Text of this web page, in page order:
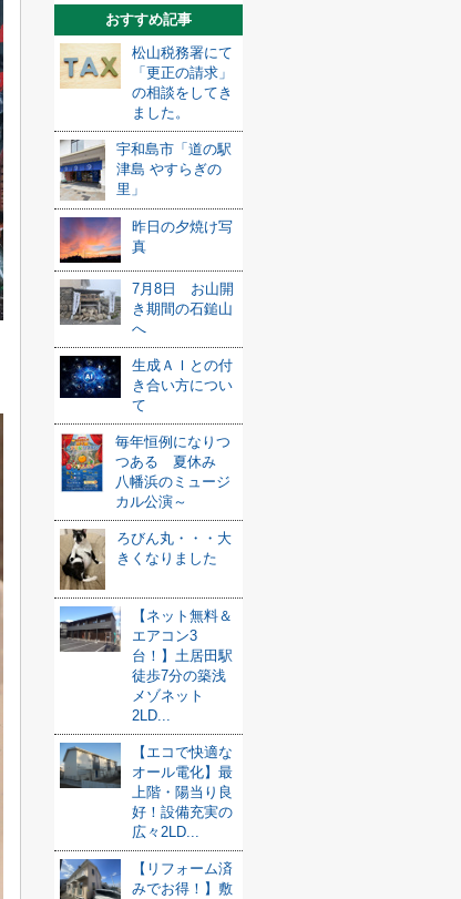
おすすめ記事
松山税務署にて
「更正の請求」
の相談をしてき
ました。
宇和島市「道の駅
津島 やすらぎの
里」
昨日の夕焼け写
真
7月8日 お山開
き期間の石鎚山
へ
生成ＡＩとの付
き合い方につい
て
毎年恒例になりつ
つある 夏休み
八幡浜のミュージ
カル公演～
ろびん丸・・・大
きくなりました
【ネット無料＆
エアコン3
台！】土居田駅
徒歩7分の築浅
メゾネット
2LD...
【エコで快適な
オール電化】最
上階・陽当り良
好！設備充実の
広々2LD...
【リフォーム済
みでお得！】敷